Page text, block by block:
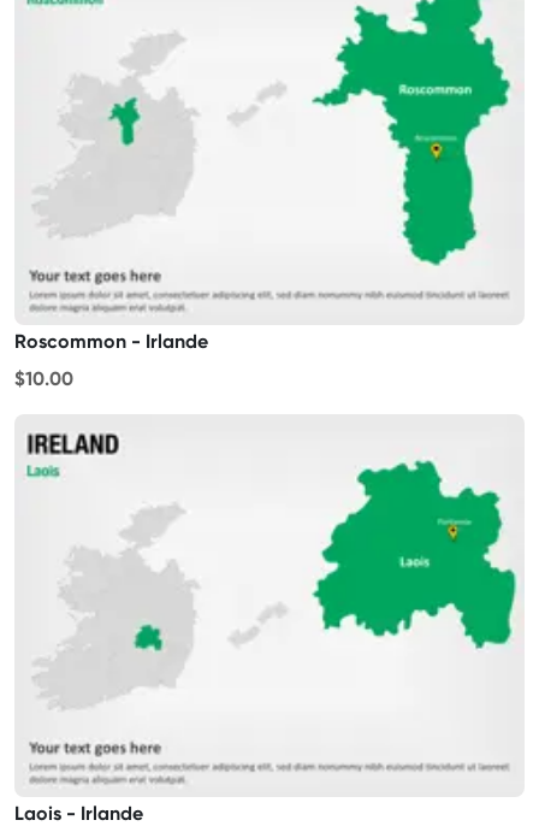
Roscommon - Irlande
$10.00
Laois - Irlande